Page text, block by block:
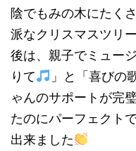
陰でもみの木にたく
派なクリスマスツリ
後は、親子でミュー
りて
」と「喜びの
ゃんのサポートが完
たのにパーフェクト
出来ました